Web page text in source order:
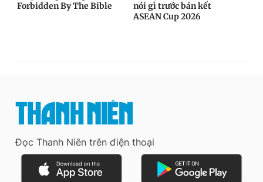
Đọc Thanh Niên trên điện thoại